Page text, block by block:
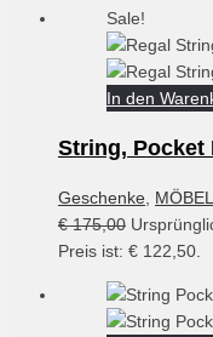
Sale!
In den
String, Pocket
Geschenke MÖBEL
€175,00
Preis ist: € 122,50.